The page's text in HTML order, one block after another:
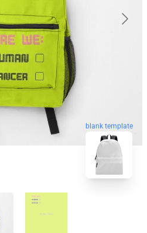
blank template